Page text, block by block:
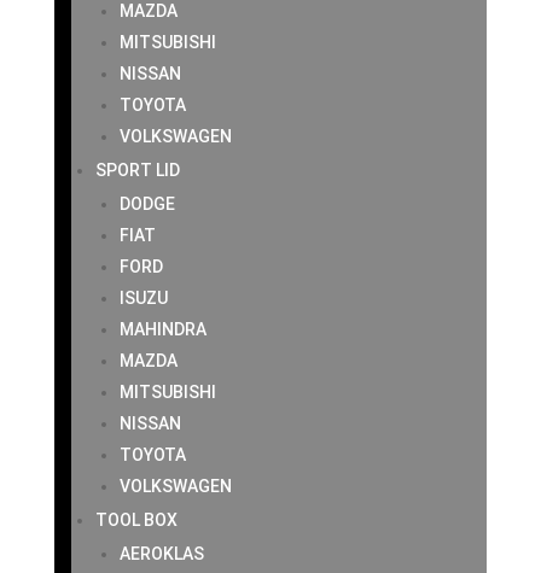
MAZDA
MITSUBISHI
NISSAN
TOYOTA
VOLKSWAGEN
SPORT LID
DODGE
FIAT
FORD
ISUZU
MAHINDRA
MAZDA
MITSUBISHI
NISSAN
TOYOTA
VOLKSWAGEN
TOOL BOX
AEROKLAS